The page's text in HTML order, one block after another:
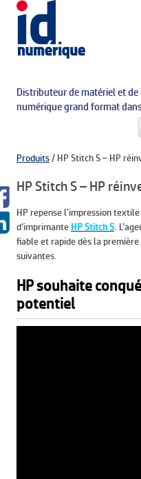
Distributeur de matériel et
numérique grand format
Produits/ HP Stitch S – HP
HP Stitch S – HP
HP repense l’impression
d’imprimante HP Stitch S.
fiable et rapide dès la
suivantes.
HP souhaite
potentiel